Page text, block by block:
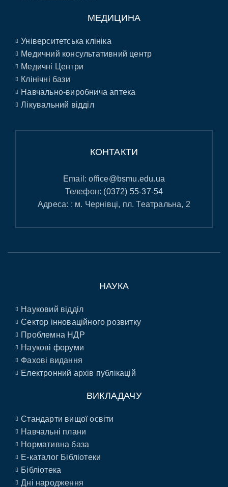
МЕДИЦИНА
Університетська клініка
Медичний консультативний центр
Медичні Центри
Клінічні бази
Навчально-виробнича аптека
Лікувальний відділ
КОНТАКТИ
Email:office@bsmu.edu.ua
Телефон: (0372) 55-37-54
Адреса: : м. Чернівці, пл. Театральна, 2
НАУКА
Науковий відділ
Сектор інноваційного розвитку
Проблемна НДР
Наукові форуми
Фахові видання
Електронний архів публікацій
ВИКЛАДАЧУ
Стандарти вищої освіти
Навчальні плани
Нормативна база
E-каталог Бібліотеки
Бібліотека
Дні народження